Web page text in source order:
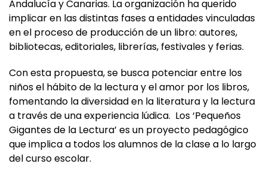
Castilla y León, Madrid, Castilla-La Mancha, Asturias,
Andalucía y Canarias. La organización ha querido
implicar en las distintas fases a entidades vinculadas
en el proceso de producción de un libro: autores,
Con esta propuesta, se busca potenciar entre los
niños el hábito de la lectura y el amor por los libros,
fomentando la diversidad en la literatura y la lectura
a través de una experiencia lúdica. Los ‘Pequeños
Gigantes de la Lectura’ es un proyecto pedagógico
que implica a todos los alumnos de la clase a lo largo